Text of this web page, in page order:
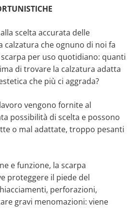
scelta accurata delle
calzatura che ognuno di noi fa
per uso quotidiano: quanti
di trovare la calzatura adatta
che più ci aggrada?
vengono fornite al
possibilità di scelta e possono
o mal adattate, troppo pesanti
e funzione, la scarpa
proteggere il piede del
perforazioni,
gravi menomazioni: viene